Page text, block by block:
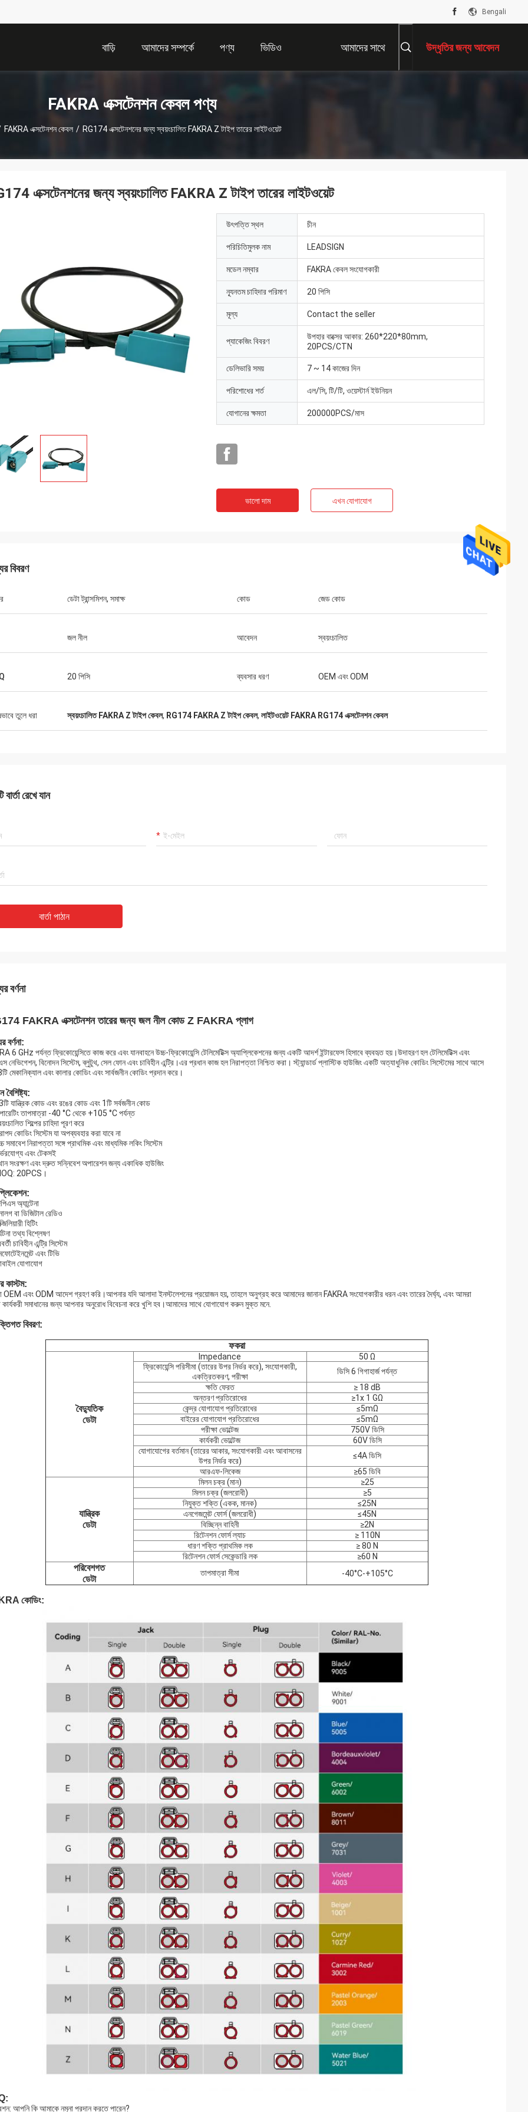
Bengali
বাড়ি আমাদের সম্পর্কে পণ্য ভিডিও আমাদের সাথে উদ্ধৃতির জন্য আবেদন
FAKRA এক্সটেনশন কেবল পণ্য
FAKRA এক্সটেনশন কেবল / RG174 এক্সটেনশনের জন্য স্বয়ংচালিত FAKRA Z টাইপ তারের লাইটওয়েট
এক্সটেনশনের জন্য স্বয়ংচালিত FAKRA Z টাইপ তারের লাইটওয়েট
উৎপত্তি স্থল চীন
পরিচিতিমুলক নাম LEADSIGN
মডেল নম্বার FAKRA কেবল সংযোগকারী
ন্যূনতম চাহিদার পরিমাণ 20 পিসি
মূল্য Contact the seller
প্যাকেজিং বিবরণ
উপহার বাক্সের আকার: 260*220*80mm,
20PCS/CTN
ডেলিভারি সময় 7 ~ 14 কাজের দিন
পরিশোধের শর্ত এল/সি, টি/টি, ওয়েস্টার্ন ইউনিয়ন
যোগানের ক্ষমতা 200000PCS/মাস
ভালো দাম এখন যোগাযোগ
বিবরণ
ডেটা ট্রান্সমিশন, সমাক্ষ কোড জেড কোড
জল নীল আবেদন স্বয়ংচালিত
20 পিসি ব্যবসার ধরণ OEM এবং ODM
তুলে ধরা স্বয়ংচালিত FAKRA Z টাইপ কেবল, RG174 FAKRA Z টাইপ কেবল, লাইটওয়েট FAKRA RG174 এক্সটেনশন কেবল
বার্তা রেখে যান
বার্তা পাঠান
বর্ণনা
FAKRA এক্সটেনশন তারের জন্য জল নীল কোড Z FAKRA প্লাগ
বর্ণনা:
6 GHz পর্যন্ত ফ্রিকোয়েন্সিতে কাজ করে এবং যানবাহনে উচ্চ-ফ্রিকোয়েন্সি টেলিমেটিক্স অ্যাপ্লিকেশনের জন্য একটি আদর্শ ইন্টারফেস হিসাবে ব্যবহৃত হয়।উদাহরণ হল টেলিমেটিক্স এবং
নেভিগেশন, বিনোদন সিস্টেম, ব্লুটুথ, সেল ফোন এবং চাবিহীন এন্ট্রি।এর প্রধান কাজ হল নিরাপত্তা নিশ্চিত করা। স্ট্যান্ডার্ড প্লাস্টিক হাউজিং একটি অত্যাধুনিক কোডিং সিস্টেমের সাথে আসে
মেকানিক্যাল এবং কালার কোডিং এবং সার্বজনীন কোডিং প্রদান করে।
বৈশিষ্ট্য:
যান্ত্রিক কোড এবং রঙের কোড এবং 1টি সর্বজনীন কোড
তাপমাত্রা -40 °C থেকে +105 °C পর্যন্ত
শিল্পের চাহিদা পূরণ করে
কোডিং সিস্টেম যা অপব্যবহার করা যাবে না
সমাবেশ নিরাপত্তা সঙ্গে প্রাথমিক এবং মাধ্যমিক লকিং সিস্টেম
এবং টেকসই
সংরক্ষণ এবং দ্রুত সন্নিবেশ অপারেশন জন্য একাধিক হাউজিং
20PCS।
অ্যান্টেনা
বা ডিজিটাল রেডিও
হিটিং
তথ্য বিশ্লেষণ
চাবিহীন এন্ট্রি সিস্টেম
এবং টিভি
যোগাযোগ
কাস্টম:
OEM এবং ODM আদেশ গ্রহণ করি।আপনার যদি আলাদা ইনস্টলেশনের প্রয়োজন হয়, তাহলে অনুগ্রহ করে আমাদের জানান FAKRA সংযোগকারীর ধরন এবং তারের দৈর্ঘ্য, এবং আমরা
সমাধানের জন্য আপনার অনুরোধ বিবেচনা করে খুশি হব।আমাদের সাথে যোগাযোগ করুন মুক্ত মনে.
বিবরণ:
ফকরা
বৈদ্যুতিক
ডেটা
lmpedance
50 Ω
ফ্রিকোয়েন্সি পরিসীমা (তারের উপর নির্ভর করে), সংযোগকারী,
একত্রিতকরণ, পরীক্ষা
ডিসি 6 গিগাহার্জ পর্যন্ত
ক্ষতি ফেরত
≥ 18 dB
অন্তরণ প্রতিরোধের
≥1x 1 GΩ
কেন্দ্র যোগাযোগ প্রতিরোধের
≤5mΩ
বাইরের যোগাযোগ প্রতিরোধের
≤5mΩ
পরীক্ষা ভোল্টেজ
750V ডিসি
কার্যকরী ভোল্টেজ
60V ডিসি
যোগাযোগের বর্তমান (তারের আকার, সংযোগকারী এবং আবাসনের
উপর নির্ভর করে)
≤4A ডিসি
আরএফ-লিকেজ
≥65 ডিবি
যান্ত্রিক
ডেটা
মিলন চক্র (মান)
≥25
মিলন চক্র (জলরোধী)
≥5
নিযুক্ত শক্তি (একক, মানক)
≤25N
এনগেজমেন্ট ফোর্স (জলরোধী)
≤45N
বিচ্ছিন্ন বাহিনী
≥2N
রিটেনশন ফোর্স ল্যাচ
≥ 110N
ধারণ শক্তি প্রাথমিক লক
≥ 80 N
রিটেনশন ফোর্স সেকেন্ডারি লক
≥60 N
পরিবেশগত
ডেটা
তাপমাত্রা সীমা -40°C-+105°C
কোডিং:
আপনি কি আমাকে নমুনা প্রদান করতে পারেন?